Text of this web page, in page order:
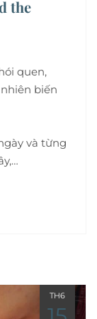
the
quen,
biến
và từng
TH6